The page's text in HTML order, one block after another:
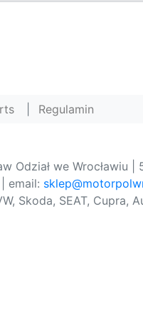
Regulamin
Odział we Wrocławiu |
| email:
Skoda, SEAT, Cupra,